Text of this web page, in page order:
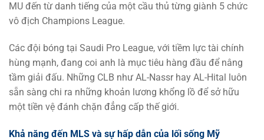
MU đến từ danh tiếng của một cầu thủ từng giành 5 chức
vô địch Champions League.
Các đội bóng tại Saudi Pro League, với tiềm lực tài chính
hùng mạnh, đang coi anh là mục tiêu hàng đầu để nâng
tầm giải đấu. Những CLB như AL-Nassr hay AL-Hital luôn
sẵn sàng chi ra những khoản lương khổng lồ để sở hữu
một tiền vệ đánh chặn đẳng cấp thế giới.
Khả năng đến MLS và sự hấp dẫn của lối sống Mỹ